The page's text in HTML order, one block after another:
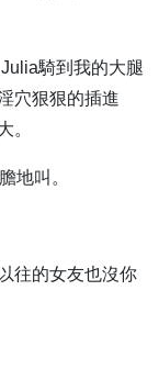
騎到我的大腿
穴狠狠的插進
。
地叫。
往的女友也沒你